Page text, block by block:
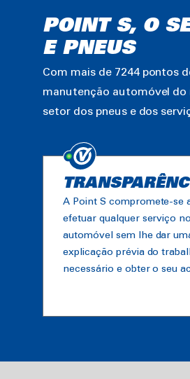
POINT S, O
E PNEUS
Com mais de 7244 pontos
manutenção automóvel do
setor dos pneus e dos
A Point S compromete-se
efetuar qualquer serviço
automóvel sem lhe dar
explicação prévia do
necessário e obter o seu